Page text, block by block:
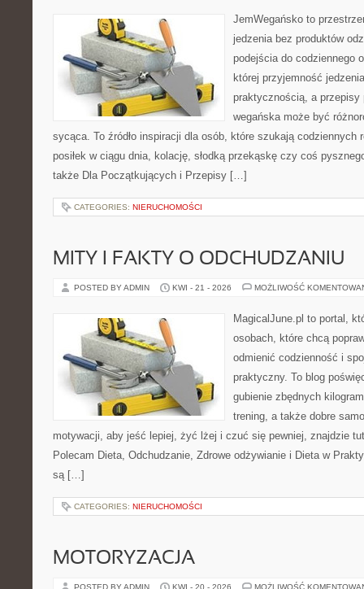
JemWegańsko to
jedzenia bez produktów
podejścia do codziennego
której przyjemność
praktycznością, a przepisy
wegańska może być
sycąca. To źródło inspiracji dla osób, które szukają codziennych
posiłek w ciągu dnia, kolację, słodką przekąskę czy coś
także Dla Początkujących i Przepisy […]
CATEGORIES: NIERUCHOMOŚCI
MITY I FAKTY O ODCHUDZANIU
POSTED BY ADMIN KWI - 21 - 2026 MOŻLIWOŚĆ
MagicalJune.pl to portal,
osobach, które chcą
odmienić codzienność i
praktyczny. To blog
gubienie zbędnych
trening, a także dobre
motywacji, aby jeść lepiej, żyć lżej i czuć się pewniej, znajdzie
Polecam Dieta, Odchudzanie, Zdrowe odżywianie i Dieta w
są […]
CATEGORIES: NIERUCHOMOŚCI
MOTORYZACJA
POSTED BY ADMIN KWI - 20 - 2026 MOŻLIWOŚĆ